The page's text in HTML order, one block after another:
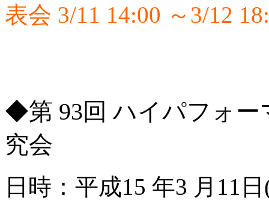
表会 3/11 14:00 ～3/12
◆第 93回 ハイパフォー
究会
日時：平成15 年3 月11